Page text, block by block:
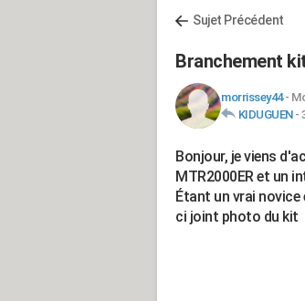
Sujet Précédent
Branchement
morrissey44-
KIDUGUEN-
Bonjour, je viens
MTR2000ER et un
Étant un vrai
ci joint photo du kit